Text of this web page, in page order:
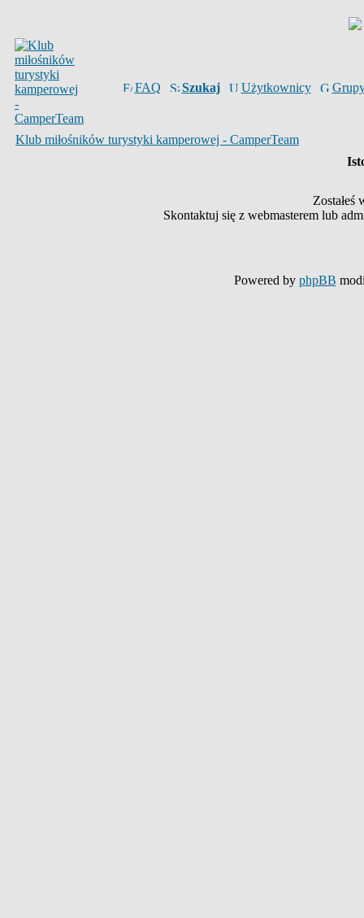
FAQ Szukaj Użytkownicy
Klub miłośników turystyki kamperowej - CamperTeam
Zostałeś
Skontaktuj się z webmasterem lub
Powered by phpBB